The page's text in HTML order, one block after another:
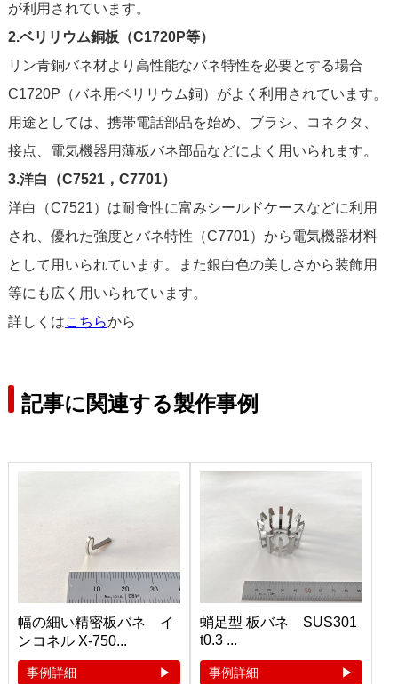
が利用されています。
2.ベリリウム銅板（C1720P等）
リン青銅バネ材より高性能なバネ特性を必要とする場合
C1720P（バネ用ベリリウム銅）がよく利用されています。
用途としては、携帯電話部品を始め、ブラシ、コネクタ、
接点、電気機器用薄板バネ部品などによく用いられます。
3.洋白（C7521，C7701）
洋白（C7521）は耐食性に富みシールドケースなどに利用
され、優れた強度とバネ特性（C7701）から電気機器材料
として用いられています。また銀白色の美しさから装飾用
等にも広く用いられています。
詳しくはこちらから
記事に関連する製作事例
幅の細い精密板バネ イ
ンコネル X-750...
事例詳細
蛸足型 板バネ SUS301
t0.3 ...
事例詳細